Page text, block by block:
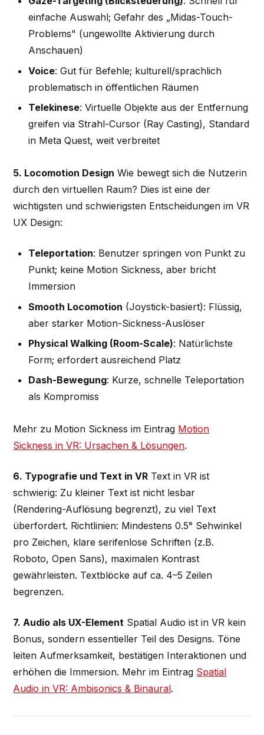
einfache Auswahl; Gefahr des „Midas-Touch-
Problems" (ungewollte Aktivierung durch
Anschauen)
Voice: Gut für Befehle; kulturell/sprachlich
problematisch in öffentlichen Räumen
Telekinese: Virtuelle Objekte aus der Entfernung
greifen via Strahl-Cursor (Ray Casting), Standard
in Meta Quest, weit verbreitet
5. Locomotion Design Wie bewegt sich die Nutzerin
durch den virtuellen Raum? Dies ist eine der
wichtigsten und schwierigsten Entscheidungen im VR
UX Design:
Teleportation: Benutzer springen von Punkt zu
Punkt; keine Motion Sickness, aber bricht
Immersion
Smooth Locomotion (Joystick-basiert): Flüssig,
aber starker Motion-Sickness-Auslöser
Physical Walking (Room-Scale): Natürlichste
Form; erfordert ausreichend Platz
Dash-Bewegung: Kurze, schnelle Teleportation
als Kompromiss
Mehr zu Motion Sickness im Eintrag Motion
Sickness in VR: Ursachen & Lösungen.
6. Typografie und Text in VR Text in VR ist
schwierig: Zu kleiner Text ist nicht lesbar
(Rendering-Auflösung begrenzt), zu viel Text
überfordert. Richtlinien: Mindestens 0.5° Sehwinkel
pro Zeichen, klare serifenlose Schriften (z.B.
Roboto, Open Sans), maximalen Kontrast
gewährleisten. Textblöcke auf ca. 4–5 Zeilen
begrenzen.
7. Audio als UX-Element Spatial Audio ist in VR kein
Bonus, sondern essentieller Teil des Designs. Töne
leiten Aufmerksamkeit, bestätigen Interaktionen und
erhöhen die Immersion. Mehr im Eintrag Spatial
Audio in VR: Ambisonics & Binaural.